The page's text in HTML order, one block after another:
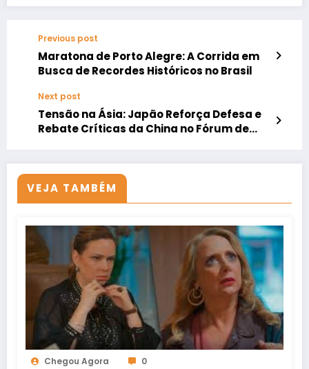
Previous post
Maratona de Porto Alegre: A Corrida em
Busca de Recordes Históricos no Brasil
Next post
Tensão na Ásia: Japão Reforça Defesa e
Rebate Críticas da China no Fórum de
VEJA TAMBÉM
Chegou Agora 0